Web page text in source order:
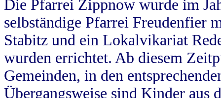
Die Pfarrei Zippnow wurde im
selbständige Pfarrei Freudenfier
Stabitz und ein Lokalvikariat
wurden errichtet. Ab diesem
Gemeinden, in den
Übergangsweise sind Kinder aus